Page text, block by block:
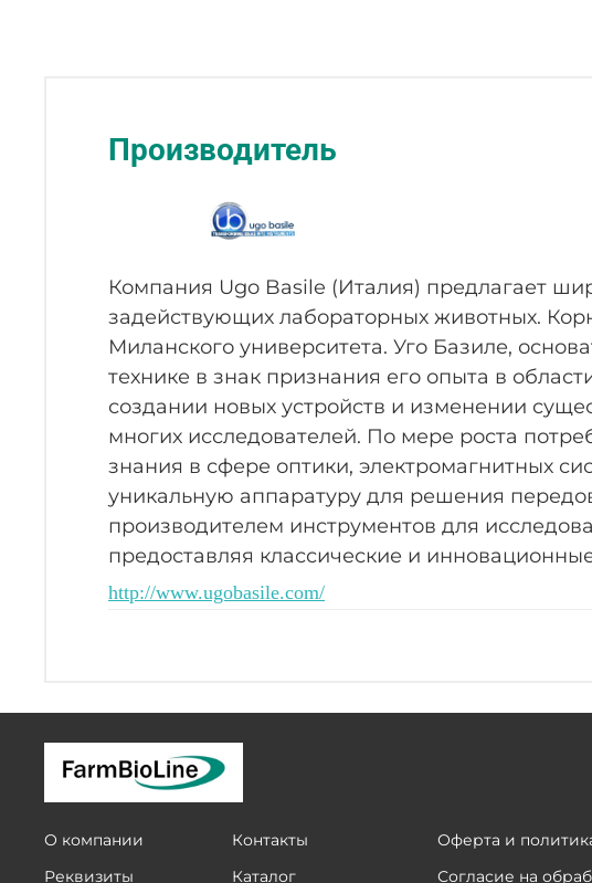
Производитель
Компания Ugo Basile (Италия) предлагает
задействующих лабораторных животных.
Миланского университета. Уго Базиле,
технике в знак признания его опыта в
создании новых устройств и изменении
многих исследователей. По мере роста
знания в сфере оптики, электромагнитных
уникальную аппаратуру для решения
производителем инструментов для
предоставляя классические и
http://www.ugobasile.com/
О компании
Реквизиты
Контакты
Каталог
Оферта и
Согласие на